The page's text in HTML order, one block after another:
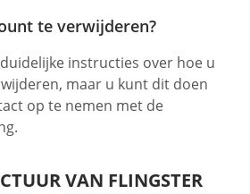
te verwijderen?
instructies over hoe u
maar u kunt dit doen
op te nemen met de
VAN FLINGSTER